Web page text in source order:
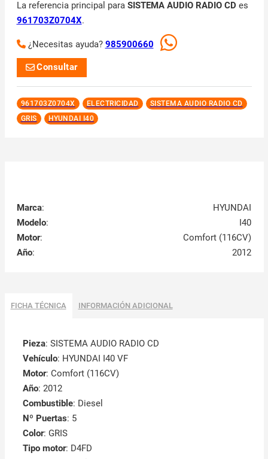
La referencia principal para SISTEMA AUDIO RADIO CD es
961703Z0704X.
¿Necesitas ayuda? 985900660
Consultar
961703Z0704X ELECTRICIDAD
SISTEMA AUDIO RADIO CD
GRIS
HYUNDAI I40
Marca:
HYUNDAI
Modelo:
I40
Motor:
Comfort (116CV)
Año: 2012
FICHA TÉCNICA INFORMACIÓN ADICIONAL
Pieza: SISTEMA AUDIO RADIO CD
Vehículo: HYUNDAI I40 VF
Motor: Comfort (116CV)
Año: 2012
Combustible: Diesel
Nº Puertas: 5
Color: GRIS
Tipo motor: D4FD